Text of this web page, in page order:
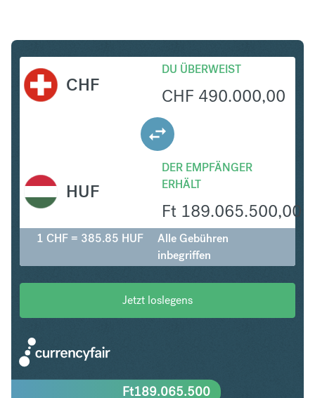
CHF
DU ÜBERWEIST
CHF 490.000,00
DER EMPFÄNGER
ERHÄLT
Ft 189.065.500,00
HUF
1 CHF = 385.85 HUF
Alle Gebühren
inbegriffen
Jetzt loslegens
Ft189.065.500